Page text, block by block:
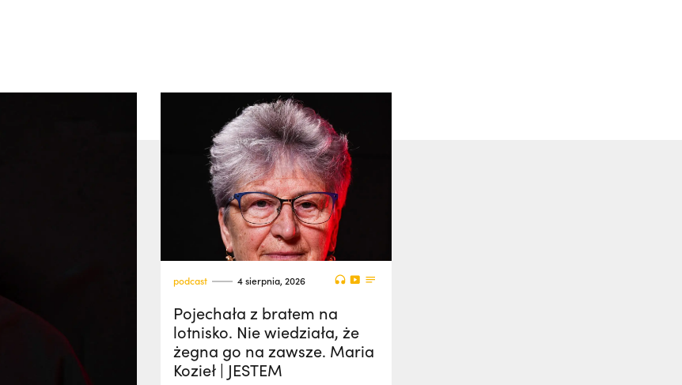
podcast 4 sierpnia, 2026
Pojechała z bratem na
lotnisko. Nie wiedziała, że
żegna go na zawsze. Maria
Kozieł | JESTEM